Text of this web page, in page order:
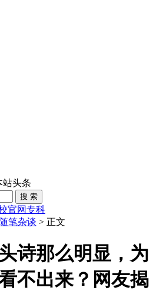
站头条
官网专科
随笔杂谈 > 正文
诗那么明显，为
不出来？网友揭